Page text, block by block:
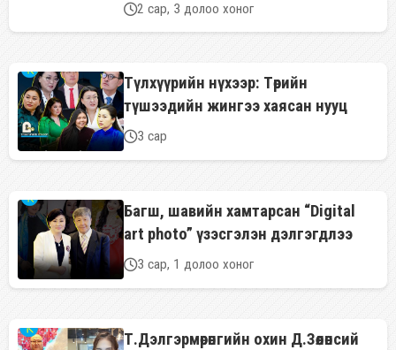
2 сар, 3 долоо хоног
Түлхүүрийн нүхээр: Төрийн
түшээдийн жингээ хаясан нууц
3 сар
Багш, шавийн хамтарсан “Digital
art photo” үзэсгэлэн дэлгэгдлээ
3 сар, 1 долоо хоног
Т.Дэлгэрмөрөнгийн охин Д.Зөөлөнсий